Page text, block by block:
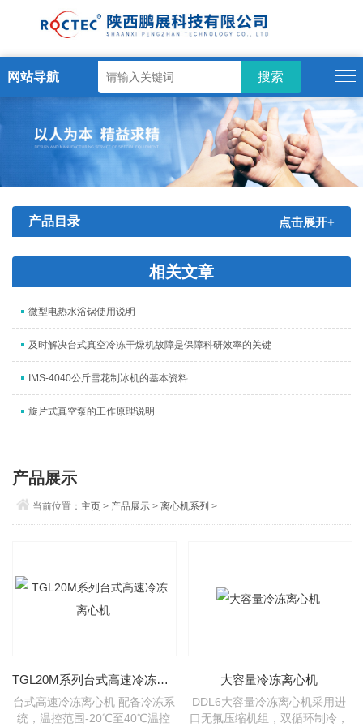
网站导航
产品目录 点击展开+
相关文章
微型电热水浴锅使用说明
及时解决台式真空冷冻干燥机故障是保障科研效率的关键
IMS-4040公斤雪花制冰机的基本资料
旋片式真空泵的工作原理说明
产品展示
当前位置： 主页 > 产品展示 >离心机系列 >
TGL20M系列台式高速冷冻离心机
台式高速冷冻离心机 配备冷冻系
统，温控范围-20℃至40℃温控
大容量冷冻离心机
DDL6大容量冷冻离心机采用进
口无氟压缩机组，双循环制冷，